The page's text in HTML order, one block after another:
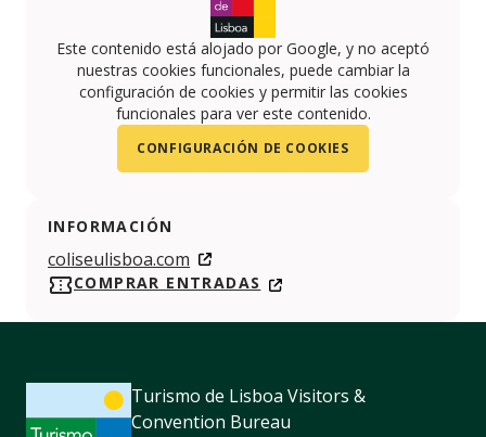
Este contenido está alojado por Google, y no aceptó
nuestras cookies funcionales, puede cambiar la
configuración de cookies y permitir las cookies
funcionales para ver este contenido.
CONFIGURACIÓN DE COOKIES
INFORMACIÓN
coliseulisboa.com
COMPRAR ENTRADAS
Turismo de Lisboa Visitors &
Convention Bureau